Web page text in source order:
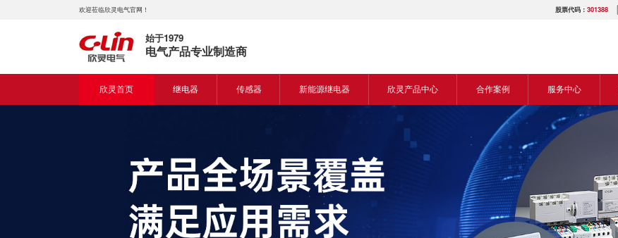
欢迎莅临欣灵电气官网！ 股票代码：301388
始于1979
电气产品专业制造商
欣灵首页 继电器
固体继电器
计数继电器
传感器
光电开关
编码器
新能源继电器
新能源直流继电器
欣灵产品中心
传感器
合作案例
食品机械行业
机床行业
塑料机械行业
服务中心
营销网络
电商平台